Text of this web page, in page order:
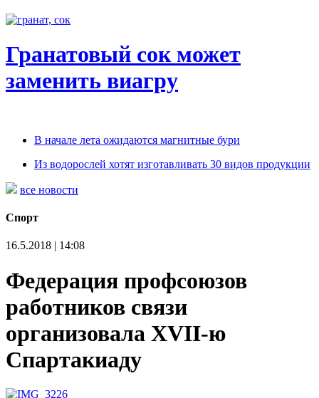
Гранатовый сок может
заменить виагру
В начале лета ожидаются магнитные бури
Из водорослей хотят изготавливать 30 видов продукции
все новости
Спорт
16.5.2018 | 14:08
Федерация профсоюзов
работников связи
организовала XVII-ю
Спартакиаду